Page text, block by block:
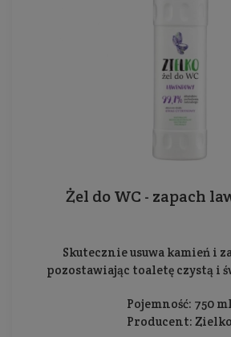
Żel do WC - zapach
Skutecznie usuwa kamień i
pozostawiając toaletę czystą i
Pojemność: 750 ml
Producent: Zielko